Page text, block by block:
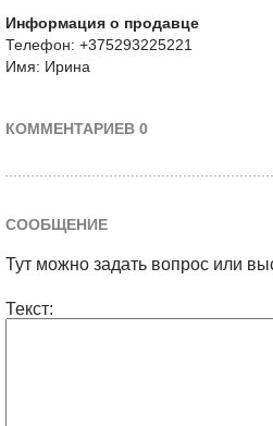
Информация о продавце
Телефон: +375293225221
Имя: Ирина
КОММЕНТАРИЕВ 0
СООБЩЕНИЕ
Тут можно задать вопрос или
Текст: